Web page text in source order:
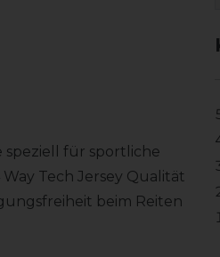
speziell für sportliche
Tech Jersey Qualität
beim Reiten